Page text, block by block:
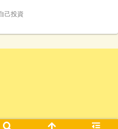
己投資